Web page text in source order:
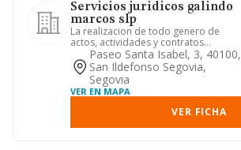
Servicios juridicos galindo
marcos slp
La realizacion de todo genero de
actos, actividades y contratos
relacionados con la abogacia, el as...
Paseo Santa Isabel, 3, 40100,
San Ildefonso Segovia,
Segovia
VER EN MAPA
VER FICHA